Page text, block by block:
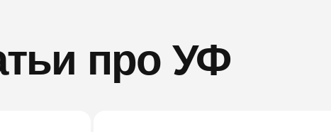
про УФ